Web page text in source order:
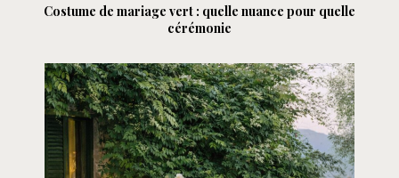
Costume de mariage vert : quelle nuance pour quelle
cérémonie